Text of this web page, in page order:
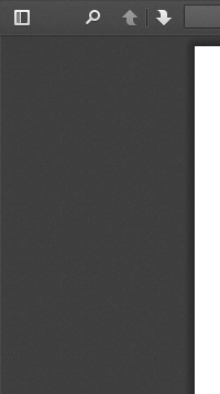
Toggle
PreviousNext